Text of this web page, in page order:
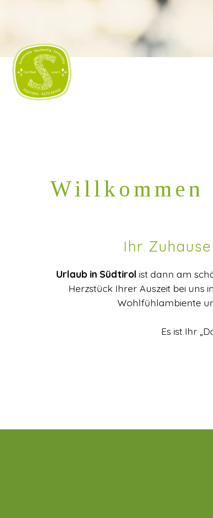
Willkommen
Ihr
Urlaub in Südtirol ist dann am
Herzstück Ihrer Auszeit bei uns
Wohlfühlambiente
Es ist Ihr